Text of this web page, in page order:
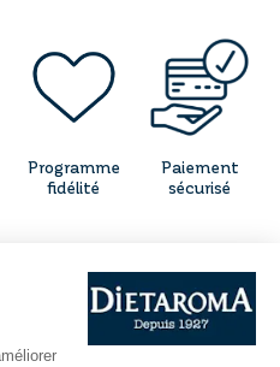
Programme
fidélité
Paiement
sécurisé